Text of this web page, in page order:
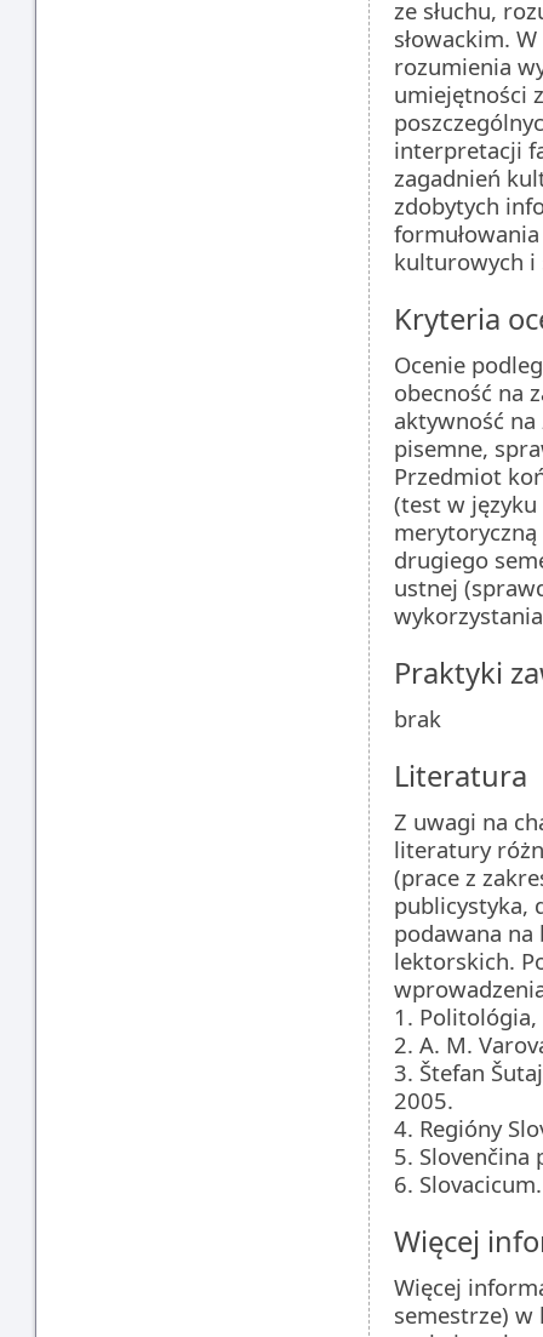
ze słuchu,
słowackim.
rozumienia
umiejętności
interpretacji
zagadnień
zdobytych
kulturowych i
Kryteria
Ocenie
obecność na
aktywność
pisemne,
Przedmiot
(test w języku
merytoryczną
drugiego
ustnej
Praktyki
brak
Literatura
Z uwagi na
literatury
(prace z
publicystyka,
podawana na
lektorskich.
1.
2. A. M.
3. Štefan
2005.
4. Regióny
5. Slovenčina
6.
Więcej
Więcej
semestrze)